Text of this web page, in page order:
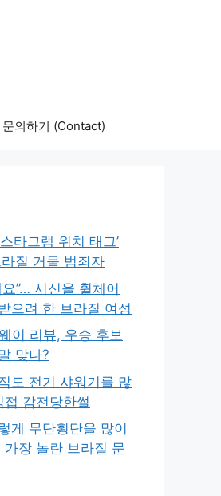
문의하기 (Contact)
타그램 위치 태그’
질 거물 범죄자
”… 시신을 휠체어
으려 한 브라질 여성
이 리뷰, 우승 후보
맞나?
도 전기 샤워기를 많
감전당한썰
게 무단횡단을 많이
가장 놀란 브라질 문